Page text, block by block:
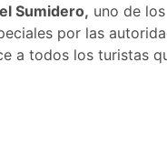
Sumidero, uno de los
por las
a todos los turistas